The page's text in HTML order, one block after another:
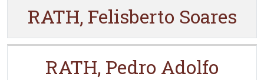
RATH, Felisberto Soares
RATH, Pedro Adolfo